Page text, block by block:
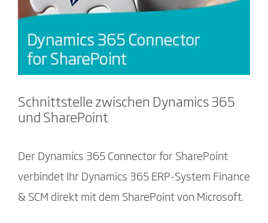
Schnittstelle zwischen Dynamics 365
und SharePoint
Der Dynamics 365 Connector for SharePoint
verbindet Ihr Dynamics 365 ERP-System Finance
& SCM direkt mit dem SharePoint von Microsoft.